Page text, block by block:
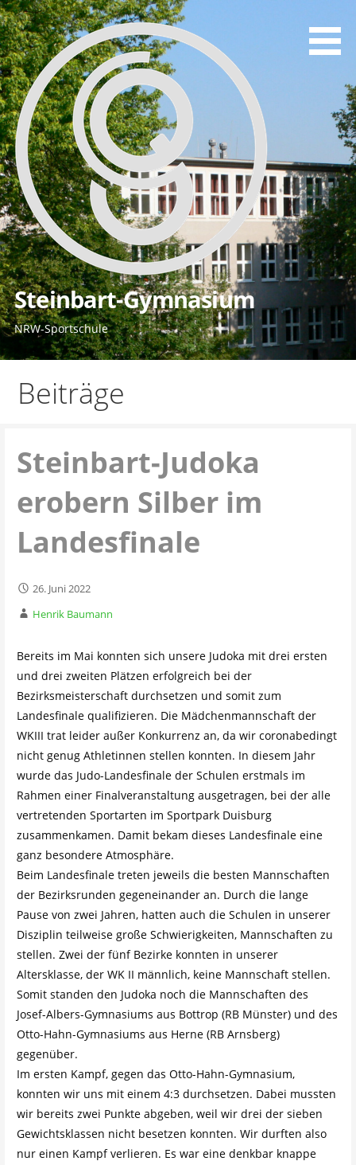
Zum
Inhalt
springen
Steinbart-Gymnasium
NRW-Sportschule
Beiträge
Steinbart-Judoka
erobern Silber im
Landesfinale
26. Juni 2022
Henrik Baumann
Bereits im Mai konnten sich unsere Judoka mit drei ersten
und drei zweiten Plätzen erfolgreich bei der
Bezirksmeisterschaft durchsetzen und somit zum
Landesfinale qualifizieren. Die Mädchenmannschaft der
WKIII trat leider außer Konkurrenz an, da wir coronabedingt
nicht genug Athletinnen stellen konnten. In diesem Jahr
wurde das Judo-Landesfinale der Schulen erstmals im
Rahmen einer Finalveranstaltung ausgetragen, bei der alle
vertretenden Sportarten im Sportpark Duisburg
zusammenkamen. Damit bekam dieses Landesfinale eine
ganz besondere Atmosphäre.
Beim Landesfinale treten jeweils die besten Mannschaften
der Bezirksrunden gegeneinander an. Durch die lange
Pause von zwei Jahren, hatten auch die Schulen in unserer
Disziplin teilweise große Schwierigkeiten, Mannschaften zu
stellen. Zwei der fünf Bezirke konnten in unserer
Altersklasse, der WK II männlich, keine Mannschaft stellen.
Somit standen den Judoka noch die Mannschaften des
Josef-Albers-Gymnasiums aus Bottrop (RB Münster) und des
Otto-Hahn-Gymnasiums aus Herne (RB Arnsberg)
gegenüber.
Im ersten Kampf, gegen das Otto-Hahn-Gymnasium,
konnten wir uns mit einem 4:3 durchsetzen. Dabei mussten
wir bereits zwei Punkte abgeben, weil wir drei der sieben
Gewichtsklassen nicht besetzen konnten. Wir durften also
nur einen Kampf verlieren. Es war eine denkbar knappe